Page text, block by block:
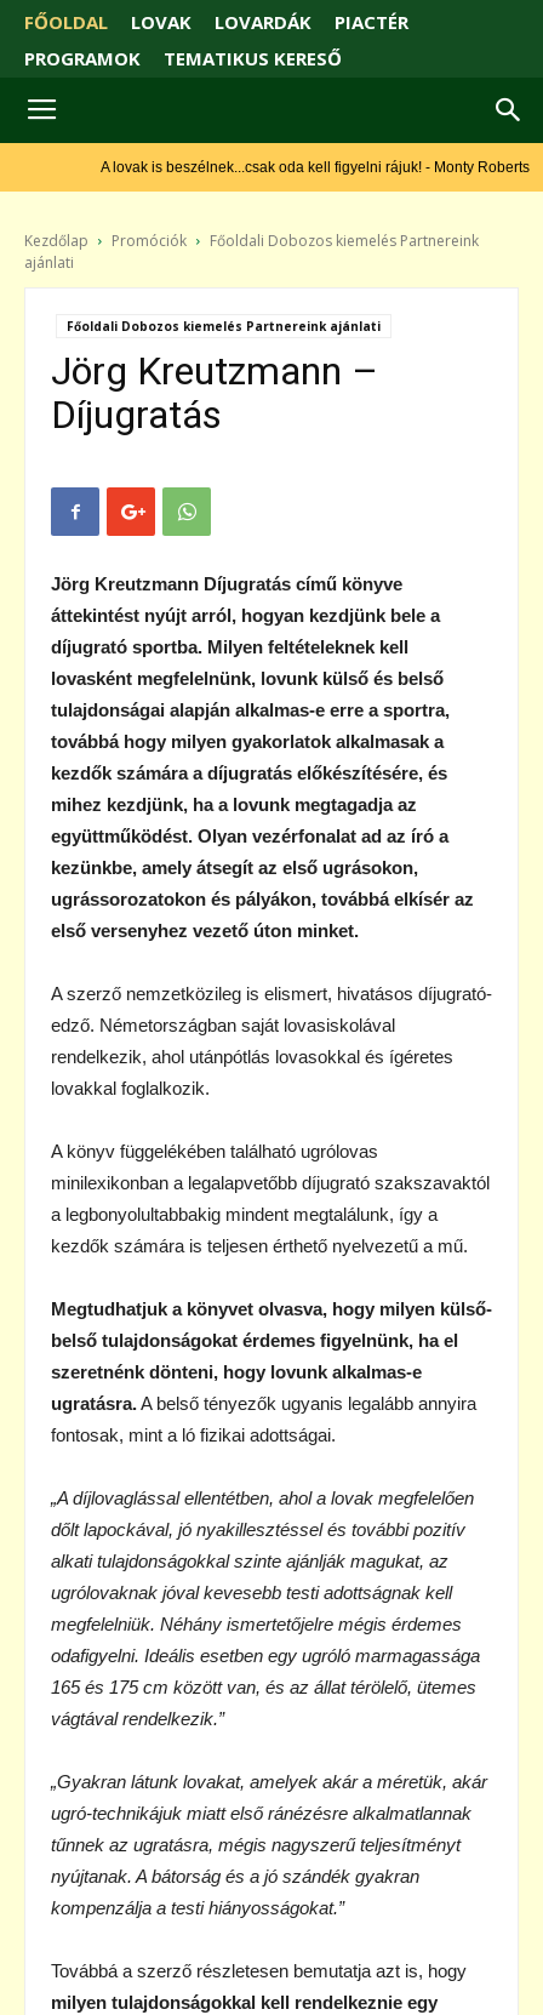
FŐOLDAL LOVAK LOVARDÁK
PIACTÉR
PROGRAMOK
TEMATIKUS KERESŐ
A lovak is beszélnek...csak oda kell figyelni rájuk! - Monty Roberts
Kezdőlap Promóciók
Főoldali Dobozos kiemelés Partnereink
ajánlati
Főoldali Dobozos kiemelés Partnereink ajánlati
Jörg Kreutzmann –
Díjugratás
Jörg Kreutzmann Díjugratás című könyve
áttekintést nyújt arról, hogyan kezdjünk bele a
díjugrató sportba. Milyen feltételeknek kell
lovasként megfelelnünk, lovunk külső és belső
tulajdonságai alapján alkalmas-e erre a sportra,
továbbá hogy milyen gyakorlatok alkalmasak a
kezdők számára a díjugratás előkészítésére, és
mihez kezdjünk, ha a lovunk megtagadja az
együttműködést. Olyan vezérfonalat ad az író a
kezünkbe, amely átsegít az első ugrásokon,
ugrássorozatokon és pályákon, továbbá elkísér az
első versenyhez vezető úton minket.
A szerző nemzetközileg is elismert, hivatásos díjugrató-
edző. Németországban saját lovasiskolával
rendelkezik, ahol utánpótlás lovasokkal és ígéretes
lovakkal foglalkozik.
A könyv függelékében található ugrólovas
minilexikonban a legalapvetőbb díjugrató szakszavaktól
a legbonyolultabbakig mindent megtalálunk, így a
kezdők számára is teljesen érthető nyelvezetű a mű.
Megtudhatjuk a könyvet olvasva, hogy milyen külső-
belső tulajdonságokat érdemes figyelnünk, ha el
szeretnénk dönteni, hogy lovunk alkalmas-e
ugratásra.A belső tényezők ugyanis legalább annyira
fontosak, mint a ló fizikai adottságai.
„A díjlovaglással ellentétben, ahol a lovak megfelelően
dőlt lapockával, jó nyakillesztéssel és további pozitív
alkati tulajdonságokkal szinte ajánlják magukat, az
ugrólovaknak jóval kevesebb testi adottságnak kell
megfelelniük. Néhány ismertetőjelre mégis érdemes
odafigyelni. Ideális esetben egy ugróló marmagassága
165 és 175 cm között van, és az állat térölelő, ütemes
vágtával rendelkezik.”
„Gyakran látunk lovakat, amelyek akár a méretük, akár
ugró-technikájuk miatt első ránézésre alkalmatlannak
tűnnek az ugratásra, mégis nagyszerű teljesítményt
nyújtanak. A bátorság és a jó szándék gyakran
kompenzálja a testi hiányosságokat.”
Továbbá a szerző részletesen bemutatja azt is, hogy
milyen tulajdonságokkal kell rendelkeznie egy